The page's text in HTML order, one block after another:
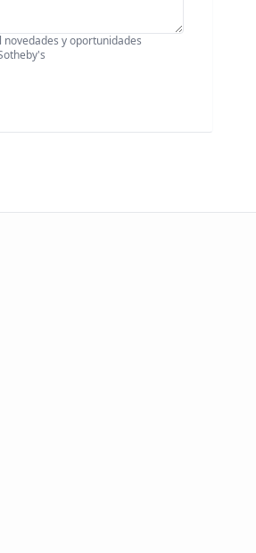
y oportunidades